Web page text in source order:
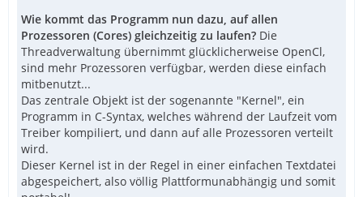
Wie kommt das Programm nun dazu, auf allen
Prozessoren (Cores) gleichzeitig zu laufen? Die
Threadverwaltung übernimmt glücklicherweise OpenCl,
sind mehr Prozessoren verfügbar, werden diese einfach
mitbenutzt...
Das zentrale Objekt ist der sogenannte "Kernel", ein
Programm in C-Syntax, welches während der Laufzeit vom
Treiber kompiliert, und dann auf alle Prozessoren verteilt
wird.
Dieser Kernel ist in der Regel in einer einfachen Textdatei
abgespeichert, also völlig Plattformunabhängig und somit